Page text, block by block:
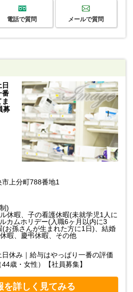
電話で質問 メールで質問
番
募
上分町788番地1
)
休暇、子の看護休暇(未就学児1人に
カムホリデー(入職6ヶ月以内に3
(お孫さんが生まれた方に1日)、結婚
暇、慶弔休暇、その他
休み｜給与はやっぱり一番の評価
歳・女性）【社員募集】
を詳しく見てみる